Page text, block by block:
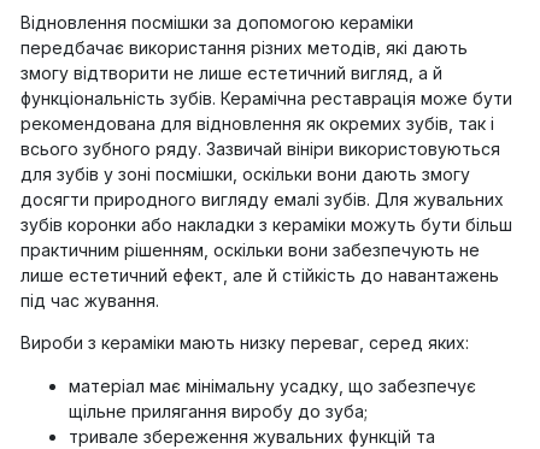
Відновлення посмішки за допомогою кераміки
передбачає використання різних методів, які дають
змогу відтворити не лише естетичний вигляд, а й
функціональність зубів. Керамічна реставрація може бути
рекомендована для відновлення як окремих зубів, так і
всього зубного ряду. Зазвичай вініри використовуються
для зубів у зоні посмішки, оскільки вони дають змогу
досягти природного вигляду емалі зубів. Для жувальних
зубів коронки або накладки з кераміки можуть бути більш
практичним рішенням, оскільки вони забезпечують не
лише естетичний ефект, але й стійкість до навантажень
під час жування.
Вироби з кераміки мають низку переваг, серед яких:
матеріал має мінімальну усадку, що забезпечує
щільне прилягання виробу до зуба;
тривале збереження жувальних функцій та